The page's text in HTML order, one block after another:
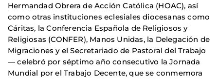
Hermandad Obrera de Acción Católica (HOAC), así
como otras instituciones eclesiales diocesanas como
Cáritas, la Conferencia Española de Religiosos y
Religiosas (CONFER), Manos Unidas, la Delegación de
Migraciones y el Secretariado de Pastoral del Trabajo
— celebró por séptimo año consecutivo la Jornada
Mundial por el Trabajo Decente, que se conmemora